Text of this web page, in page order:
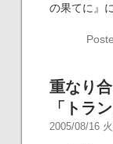
の果てに』
重なり
「トラ
2005/08/16